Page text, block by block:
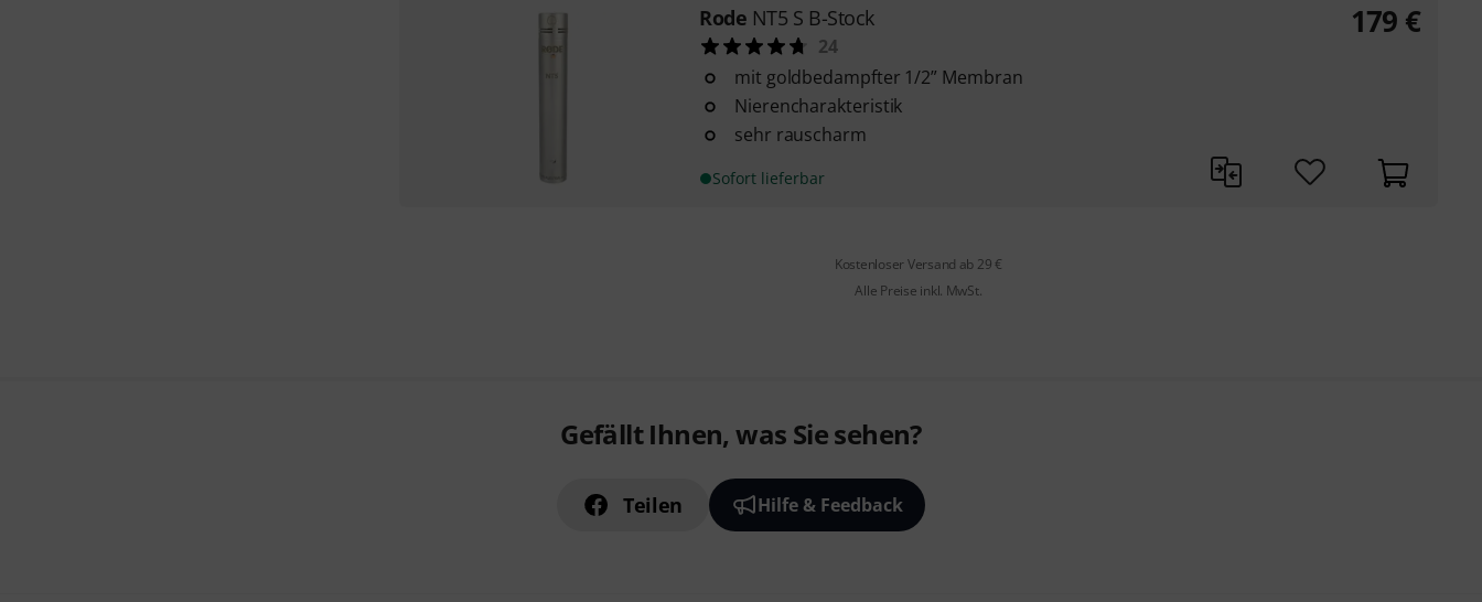
Rode NT5 S B-Stock
24
mit goldbedampfter 1/2” Membran
Nierencharakteristik
sehr rauscharm
Sofort lieferbar
179 €
Kostenloser Versand ab 29 €
Alle Preise inkl. MwSt.
Gefällt Ihnen, was Sie sehen?
Teilen Hilfe & Feedback